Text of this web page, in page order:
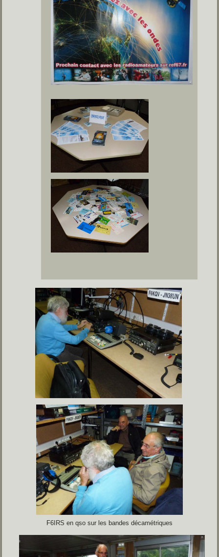
F6IRS en qso sur les bandes décamétriques